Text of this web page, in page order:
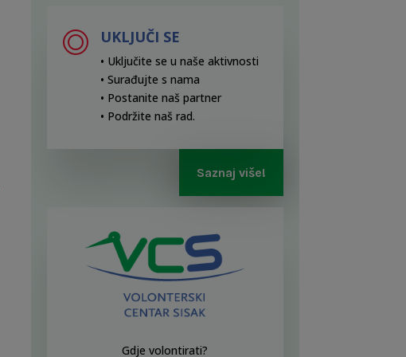
UKLJUČI SE
• Uključite se u naše aktivnosti
• Surađujte s nama
• Postanite naš partner
• Podržite naš rad.
Saznaj više!
Gdje volontirati?